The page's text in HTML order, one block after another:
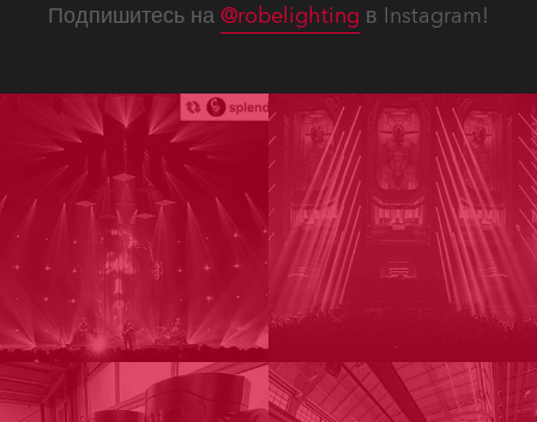
Подпишитесь на @robelighting в Instagram!